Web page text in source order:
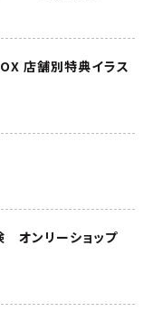
店舗別特典イラス
オンリーショップ